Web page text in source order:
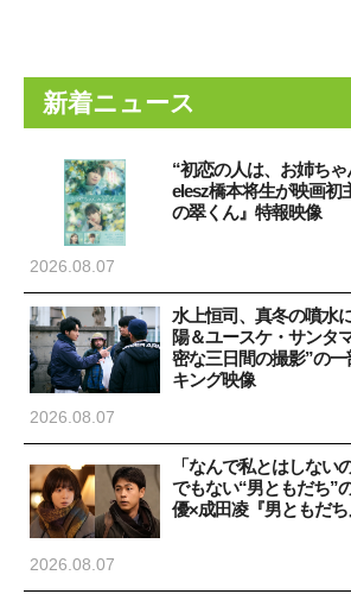
新着ニュース
“初恋の人は、お姉ち
elesz橋本将生が映画初
の翠くん』特報映像
2026.08.07
水上恒司、真冬の噴水
陽＆ユースケ・サンタ
密な三日間の撮影”の
キング映像
2026.08.07
「なんで私とはしない
でもない“男ともだち”
優×成田凌『男ともだ
2026.08.07